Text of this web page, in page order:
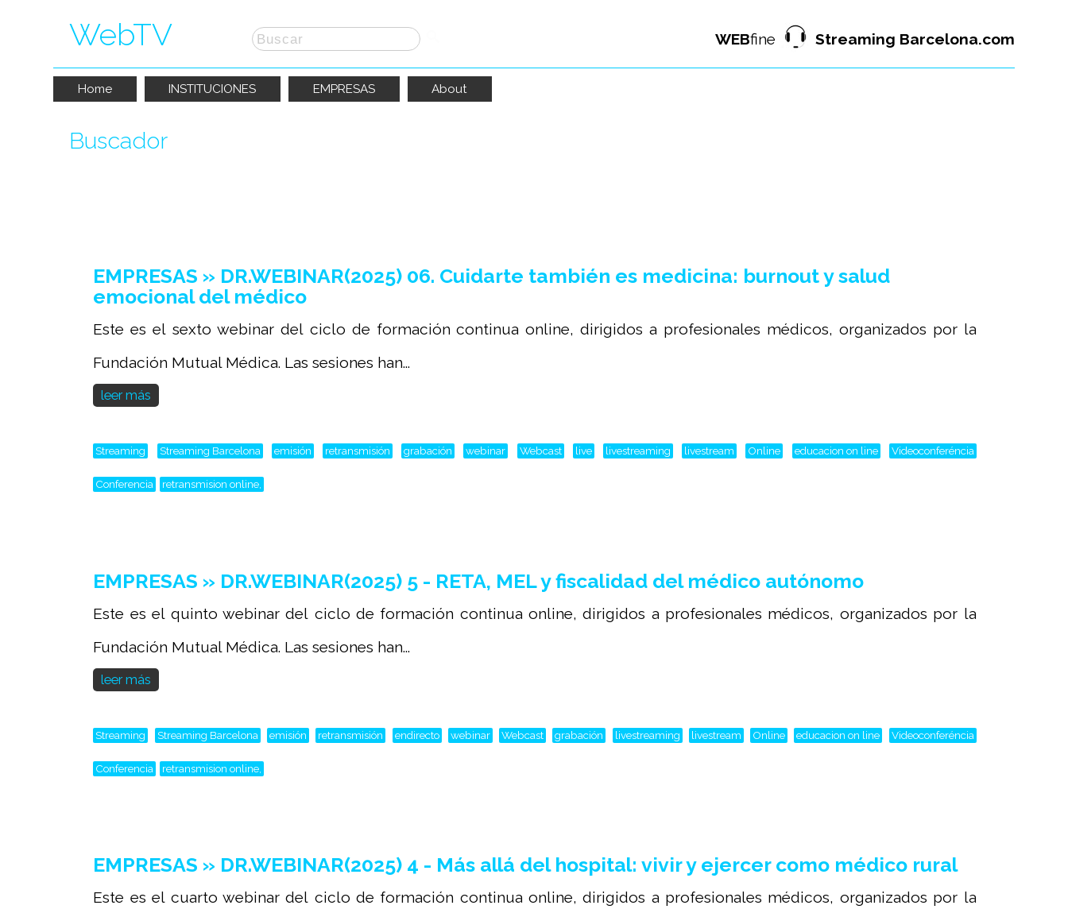
WebTV WEBfine Streaming Barcelona.com
Home INSTITUCIONES EMPRESAS About
Buscador
EMPRESAS » DR.WEBINAR(2025) 06. Cuidarte también es medicina: burnout y salud
emocional del médico
Este es el sexto webinar del ciclo de formación continua online, dirigidos a profesionales médicos, organizados por la
Fundación Mutual Médica. Las sesiones han...
leer más
Streaming Streaming Barcelona emisión retransmisión grabación webinar Webcast live livestreaming livestream Online educacion on line Videoconferéncia
Conferencia retransmision online,
EMPRESAS » DR.WEBINAR(2025) 5 - RETA, MEL y fiscalidad del médico autónomo
Este es el quinto webinar del ciclo de formación continua online, dirigidos a profesionales médicos, organizados por la
Fundación Mutual Médica. Las sesiones han...
leer más
Streaming Streaming Barcelona emisión retransmisión endirecto webinar Webcast grabación livestreaming livestream Online educacion on line Videoconferéncia
Conferencia retransmision online,
EMPRESAS » DR.WEBINAR(2025) 4 - Más allá del hospital: vivir y ejercer como médico rural
Este es el cuarto webinar del ciclo de formación continua online, dirigidos a profesionales médicos, organizados por la